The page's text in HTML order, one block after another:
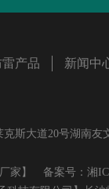
雷产品 新闻中
斯大道20号湖南
家】 备案号： 湘